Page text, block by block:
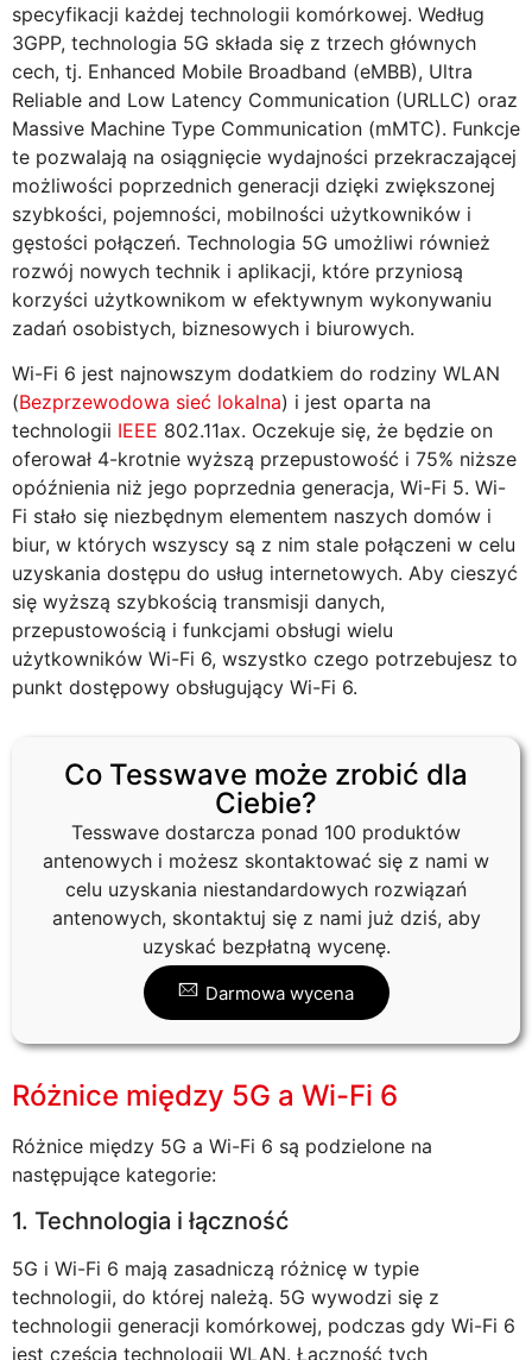
specyfikacji każdej technologii komórkowej. Według
3GPP, technologia 5G składa się z trzech głównych
cech, tj. Enhanced Mobile Broadband (eMBB), Ultra
Reliable and Low Latency Communication (URLLC) oraz
Massive Machine Type Communication (mMTC). Funkcje
te pozwalają na osiągnięcie wydajności przekraczającej
możliwości poprzednich generacji dzięki zwiększonej
szybkości, pojemności, mobilności użytkowników i
gęstości połączeń. Technologia 5G umożliwi również
rozwój nowych technik i aplikacji, które przyniosą
korzyści użytkownikom w efektywnym wykonywaniu
zadań osobistych, biznesowych i biurowych.
Wi-Fi 6 jest najnowszym dodatkiem do rodziny WLAN
(Bezprzewodowa sieć lokalna) i jest oparta na
technologii IEEE 802.11ax. Oczekuje się, że będzie on
oferował 4-krotnie wyższą przepustowość i 75% niższe
opóźnienia niż jego poprzednia generacja, Wi-Fi 5. Wi-
Fi stało się niezbędnym elementem naszych domów i
biur, w których wszyscy są z nim stale połączeni w celu
uzyskania dostępu do usług internetowych. Aby cieszyć
się wyższą szybkością transmisji danych,
przepustowością i funkcjami obsługi wielu
użytkowników Wi-Fi 6, wszystko czego potrzebujesz to
punkt dostępowy obsługujący Wi-Fi 6.
Co Tesswave może zrobić dla
Ciebie?
Tesswave dostarcza ponad 100 produktów
antenowych i możesz skontaktować się z nami w
celu uzyskania niestandardowych rozwiązań
antenowych, skontaktuj się z nami już dziś, aby
uzyskać bezpłatną wycenę.
Darmowa wycena
Różnice między 5G a Wi-Fi 6
Różnice między 5G a Wi-Fi 6 są podzielone na
następujące kategorie:
1. Technologia i łączność
5G i Wi-Fi 6 mają zasadniczą różnicę w typie
technologii, do której należą. 5G wywodzi się z
technologii generacji komórkowej, podczas gdy Wi-Fi 6
jest częścią technologii WLAN. Łączność tych